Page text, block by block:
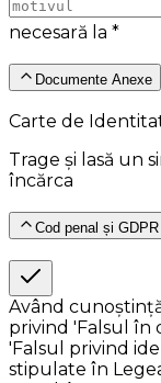
necesară la *
Documente Anexe
Carte de
Trage și lasă un
încărca
Cod penal și GDPR
Având
privind 'Falsul în
'Falsul privind
stipulate în